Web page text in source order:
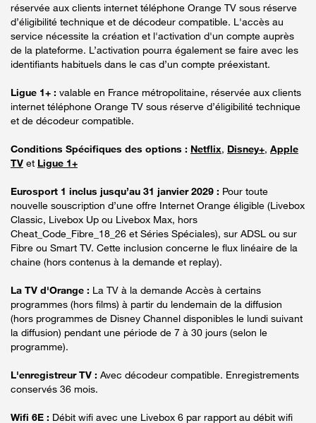
réservée aux clients internet téléphone Orange TV sous réserve
d’éligibilité technique et de décodeur compatible. L'accès au
service nécessite la création et l'activation d'un compte auprès
de la plateforme. L’activation pourra également se faire avec les
identifiants habituels dans le cas d’un compte préexistant.
Ligue 1+ : valable en France métropolitaine, réservée aux clients
internet téléphone Orange TV sous réserve d’éligibilité technique
et de décodeur compatible.
Conditions Spécifiques des options : Netflix, Disney+, Apple
TV et Ligue 1+
Eurosport 1 inclus jusqu’au 31 janvier 2029 : Pour toute
nouvelle souscription d’une offre Internet Orange éligible (Livebox
Classic, Livebox Up ou Livebox Max, hors
Cheat_Code_Fibre_18_26 et Séries Spéciales), sur ADSL ou sur
Fibre ou Smart TV. Cette inclusion concerne le flux linéaire de la
chaine (hors contenus à la demande et replay).
La TV d'Orange : La TV à la demande Accès à certains
programmes (hors films) à partir du lendemain de la diffusion
(hors programmes de Disney Channel disponibles le lundi suivant
la diffusion) pendant une période de 7 à 30 jours (selon le
programme).
L'enregistreur TV : Avec décodeur compatible. Enregistrements
conservés 36 mois.
Wifi 6E : Débit wifi avec une Livebox 6 par rapport au débit wifi